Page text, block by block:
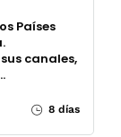
Países
canales,
8 días